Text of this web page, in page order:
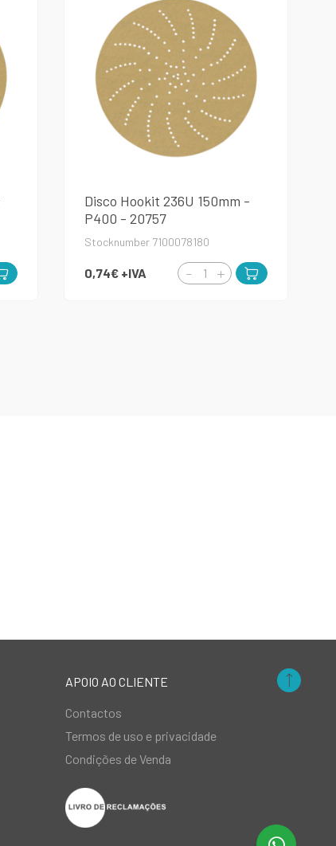
Disco Hookit 236U 150mm -
P400 - 20757
Stocknumber 7100078180
0,74€ +IVA
APOIO AO CLIENTE
Contactos
Termos de uso e privacidade
Condições de Venda